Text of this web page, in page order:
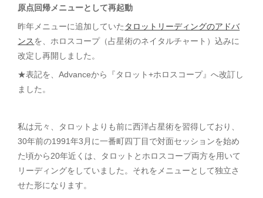
原点回帰メニューとして再起動
昨年メニューに追加していた タロットリーディングのアドバ
ンスを、ホロスコープ（占星術のネイタルチャート）込みに
改定し再開しました。
★表記を、Advanceから『タロット+ホロスコープ』へ改訂し
ました。
私は元々、タロットよりも前に西洋占星術を習得しており、
30年前の1991年3月に一番町四丁目で対面セッションを始め
た頃から20年近くは、タロットとホロスコープ両方を用いて
リーディングをしていました。それをメニューとして独立さ
せた形になります。